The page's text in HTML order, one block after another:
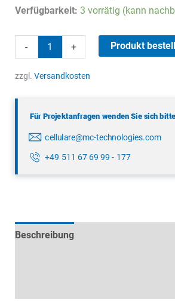
Verfügbarkeit: 3 vorrätig (kann
-
Panorama
LGP-
7-
+ Produkt
zzgl. Versandkosten
Für Projektanfragen wenden Sie sich
cellulare@mc-technologies.com
+49 511 67 69 99 - 177
Beschreibung